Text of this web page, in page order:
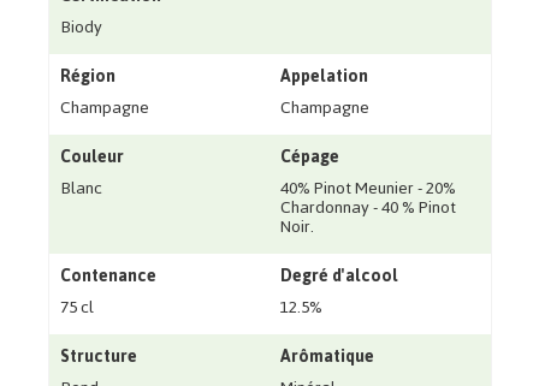
Biody
Région
Champagne
Appelation
Champagne
Couleur
Blanc
Cépage
40% Pinot Meunier - 20%
Chardonnay - 40 % Pinot
Noir.
Contenance
75 cl
Degré d'alcool
12.5%
Structure
Arômatique